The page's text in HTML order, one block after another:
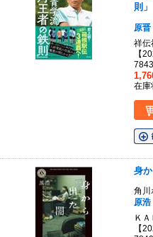
則」
原晋
祥伝
【
在庫
身
角
原浩
Ｋ
【